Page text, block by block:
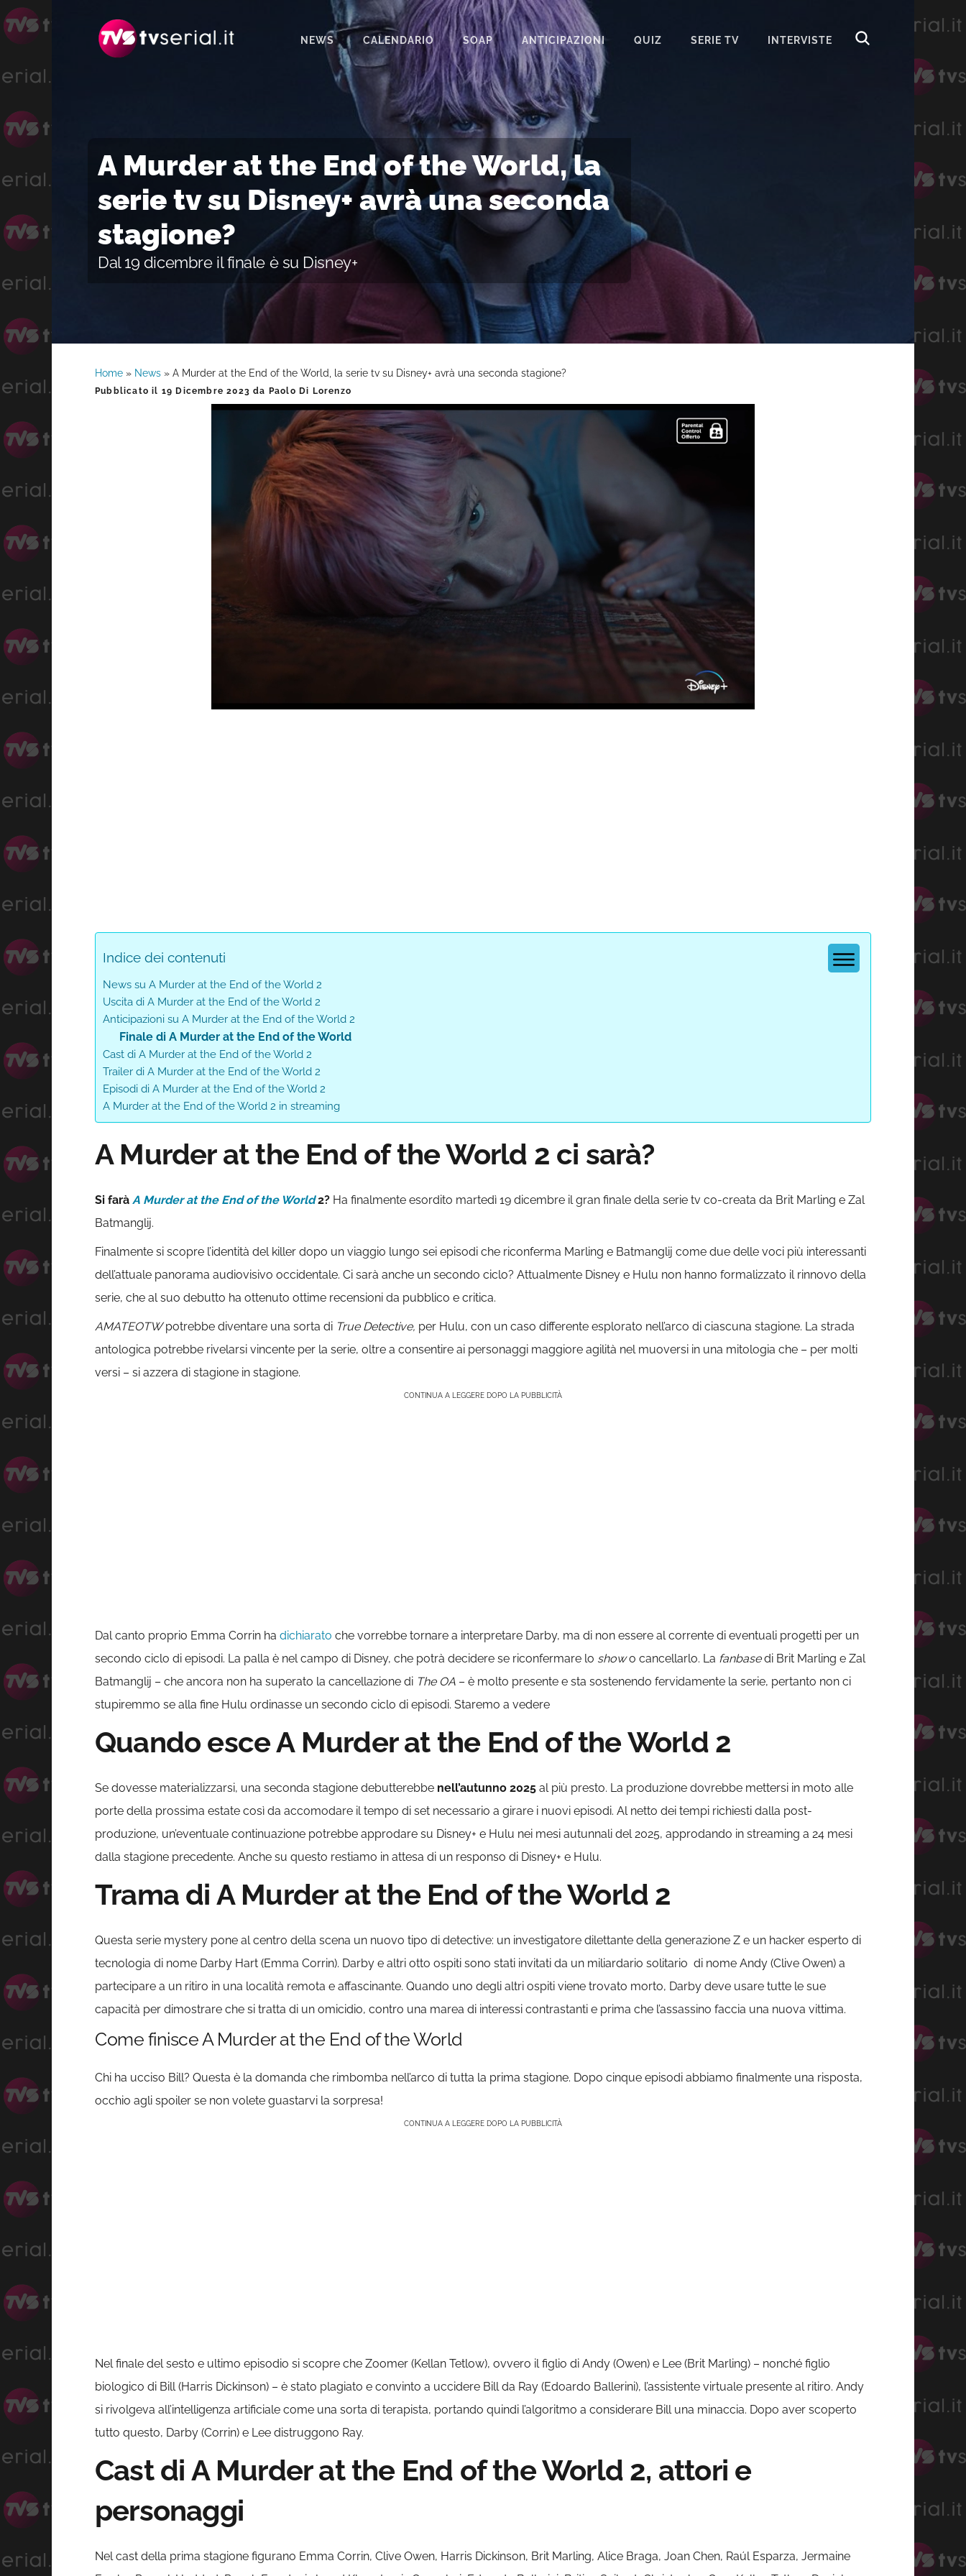
navigazione
contenuto
NEWS CALENDARIO SOAP
BEAUTIFUL
IL PARADISO DELLE SIGNORE
LA PROMESSA
SEGRETI DI FAMIGLIA
TEMPESTA D’AMORE
UN POSTO AL SOLE
ANTICIPAZIONI QUIZ SERIE TV INTERVISTE
A Murder at the End of the World, la
serie tv su Disney+ avrà una seconda
stagione?
Dal 19 dicembre il finale è su Disney+
Home » News » A Murder at the End of the World, la serie tv su Disney+ avrà una seconda stagione?
Pubblicato il 19 Dicembre 2023 da Paolo Di Lorenzo
0%
0%
Indice dei contenuti
News su A Murder at the End of the World 2
Uscita di A Murder at the End of the World 2
Anticipazioni su A Murder at the End of the World 2
Finale di A Murder at the End of the World
Cast di A Murder at the End of the World 2
Trailer di A Murder at the End of the World 2
Episodi di A Murder at the End of the World 2
A Murder at the End of the World 2 in streaming
A Murder at the End of the World 2 ci sarà?
Si farà A Murder at the End of the World2? Ha finalmente esordito martedì 19 dicembre il gran finale della serie tv co-creata da Brit Marling e Zal
Batmanglij.
Finalmente si scopre l’identità del killer dopo un viaggio lungo sei episodi che riconferma Marling e Batmanglij come due delle voci più interessanti
dell’attuale panorama audiovisivo occidentale. Ci sarà anche un secondo ciclo? Attualmente Disney e Hulu non hanno formalizzato il rinnovo della
serie, che al suo debutto ha ottenuto ottime recensioni da pubblico e critica.
AMATEOTWpotrebbe diventare una sorta di True Detective, per Hulu, con un caso differente esplorato nell’arco di ciascuna stagione. La strada
antologica potrebbe rivelarsi vincente per la serie, oltre a consentire ai personaggi maggiore agilità nel muoversi in una mitologia che – per molti
versi – si azzera di stagione in stagione.
CONTINUA A LEGGERE DOPO LA PUBBLICITÀ
Dal canto proprio Emma Corrin ha dichiarato che vorrebbe tornare a interpretare Darby, ma di non essere al corrente di eventuali progetti per un
secondo ciclo di episodi. La palla è nel campo di Disney, che potrà decidere se riconfermare lo showo cancellarlo. La fanbasedi Brit Marling e Zal
Batmanglij – che ancora non ha superato la cancellazione di The OA – è molto presente e sta sostenendo fervidamente la serie, pertanto non ci
stupiremmo se alla fine Hulu ordinasse un secondo ciclo di episodi. Staremo a vedere
Quando esce A Murder at the End of the World 2
Se dovesse materializzarsi, una seconda stagione debutterebbe nell’autunno 2025 al più presto. La produzione dovrebbe mettersi in moto alle
porte della prossima estate così da accomodare il tempo di set necessario a girare i nuovi episodi. Al netto dei tempi richiesti dalla post-
produzione, un’eventuale continuazione potrebbe approdare su Disney+ e Hulu nei mesi autunnali del 2025, approdando in streaming a 24 mesi
dalla stagione precedente. Anche su questo restiamo in attesa di un responso di Disney+ e Hulu.
Trama di A Murder at the End of the World 2
Questa serie mystery pone al centro della scena un nuovo tipo di detective: un investigatore dilettante della generazione Z e un hacker esperto di
tecnologia di nome Darby Hart (Emma Corrin). Darby e altri otto ospiti sono stati invitati da un miliardario solitario di nome Andy (Clive Owen) a
partecipare a un ritiro in una località remota e affascinante. Quando uno degli altri ospiti viene trovato morto, Darby deve usare tutte le sue
capacità per dimostrare che si tratta di un omicidio, contro una marea di interessi contrastanti e prima che l’assassino faccia una nuova vittima.
Come finisce A Murder at the End of the World
Chi ha ucciso Bill? Questa è la domanda che rimbomba nell’arco di tutta la prima stagione. Dopo cinque episodi abbiamo finalmente una risposta,
occhio agli spoiler se non volete guastarvi la sorpresa!
CONTINUA A LEGGERE DOPO LA PUBBLICITÀ
Nel finale del sesto e ultimo episodio si scopre che Zoomer (Kellan Tetlow), ovvero il figlio di Andy (Owen) e Lee (Brit Marling) – nonché figlio
biologico di Bill (Harris Dickinson) – è stato plagiato e convinto a uccidere Bill da Ray (Edoardo Ballerini), l’assistente virtuale presente al ritiro. Andy
si rivolgeva all’intelligenza artificiale come una sorta di terapista, portando quindi l’algoritmo a considerare Bill una minaccia. Dopo aver scoperto
tutto questo, Darby (Corrin) e Lee distruggono Ray.
Cast di A Murder at the End of the World 2, attori e
personaggi
Nel cast della prima stagione figurano Emma Corrin, Clive Owen, Harris Dickinson, Brit Marling, Alice Braga, Joan Chen, Raúl Esparza, Jermaine
Barra